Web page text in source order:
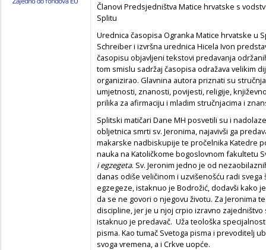
Članovi Predsjedništva Matice hrvatske s
Splitu
Urednica časopisa Ogranka Matice hrvatske u
Schreiber i izvršna urednica Hicela Ivon
časopisu objavljeni tekstovi predavanja
tom smislu sadržaj časopisa odražava velikim
organizirao. Glavnina autora priznati su
umjetnosti, znanosti, povijesti, religije,
prilika za afirmaciju i mladim stručnjacima i
Splitski matičari Dane MH posvetili su i
obljetnica smrti sv. Jeronima, najavivši ga
makarske nadbiskupije te pročelnika Katedre
nauka na Katoličkome bogoslovnom fakultetu
i egzegeta. Sv. Jeronim jedno je od
danas odiše veličinom i uzvišenošću radi
egzegeze, istaknuo je Bodrožić, dodavši kako
da se ne govori o njegovu životu. Za Jeronima
discipline, jer je u njoj crpio izravno zajedništvo
istaknuo je predavač. Uža teološka
pisma. Kao tumač Svetoga pisma i prevoditelj
svoga vremena, a i Crkve uopće.